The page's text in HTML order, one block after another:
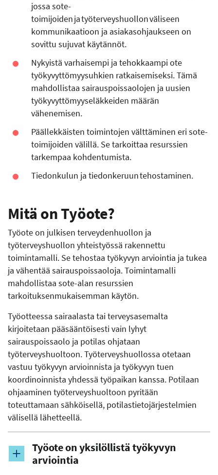
jossa sote-
toimijoiden ja työterveyshuollon väliseen
kommunikaatioon ja asiakasohjaukseen on
sovittu sujuvat käytännöt.
Nykyistä varhaisempi ja tehokkaampi ote
työkyvyttömyysuhkien ratkaisemiseksi. Tämä
mahdollistaa sairauspoissaolojen ja uusien
työkyvyttömyyseläkkeiden määrän
vähenemisen.
Päällekkäisten toimintojen välttäminen eri sote-
toimijoiden välillä. Se tarkoittaa resurssien
tarkempaa kohdentumista.
Tiedonkulun ja tiedonkeruun tehostaminen.
Mitä on Työote?
Työote on julkisen terveydenhuollon ja
työterveyshuollon yhteistyössä rakennettu
toimintamalli. Se tehostaa työkyvyn arviointia ja tukea
ja vähentää sairauspoissaoloja. Toimintamalli
mahdollistaa sote-alan resurssien
tarkoituksenmukaisemman käytön.
Työotteessa sairaalasta tai terveysasemalta
kirjoitetaan pääsääntöisesti vain lyhyt
sairauspoissaolo ja potilas ohjataan
työterveyshuoltoon. Työterveyshuollossa otetaan
vastuu työkyvyn arvioinnista ja työkyvyn tuen
koordinoinnista yhdessä työpaikan kanssa. Potilaan
ohjaaminen työterveyshuoltoon pyritään
toteuttamaan sähköisellä, potilastietojärjestelmien
välisellä lähetteellä.
Työote on yksilöllistä työkyvyn
arviointia